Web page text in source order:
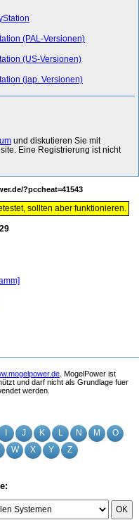
J K L N M
O
W X Y Z
OK
(PAL-Versionen)
(US-Versionen)
(jap. Versionen)
und diskutieren Sie mit
Eine Registrierung ist nicht
?pccheat=41543
sollten aber funktionieren.
. MogelPower ist
und darf nicht als Grundlage fuer
werden.